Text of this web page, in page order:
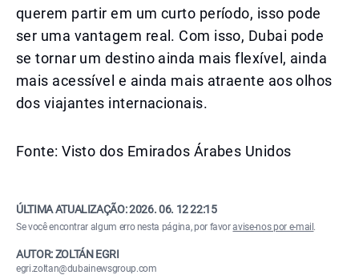
querem partir em um curto período, isso pode
ser uma vantagem real. Com isso, Dubai pode
se tornar um destino ainda mais flexível, ainda
mais acessível e ainda mais atraente aos olhos
dos viajantes internacionais.
Fonte: Visto dos Emirados Árabes Unidos
ÚLTIMA ATUALIZAÇÃO:2026. 06. 12 22:15
Se você encontrar algum erro nesta página, por favoravise-nos por e-mail .
AUTOR: ZOLTÁN EGRI
egri.zoltan@dubainewsgroup.com